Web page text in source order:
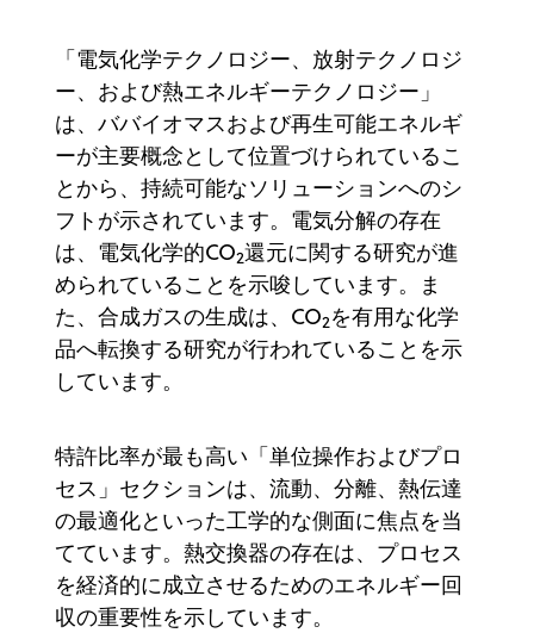
「電気化学テクノロジー、放射テクノロジ
ー、および熱エネルギーテクノロジー」
は、ババイオマスおよび再生可能エネルギ
ーが主要概念として位置づけられているこ
とから、持続可能なソリューションへのシ
フトが示されています。電気分解の存在
は、電気化学的CO2還元に関する研究が進
められていることを示唆しています。ま
た、合成ガスの生成は、CO2を有用な化学
品へ転換する研究が行われていることを示
しています。
特許比率が最も高い「単位操作およびプロ
セス」セクションは、流動、分離、熱伝達
の最適化といった工学的な側面に焦点を当
てています。熱交換器の存在は、プロセス
を経済的に成立させるためのエネルギー回
収の重要性を示しています。